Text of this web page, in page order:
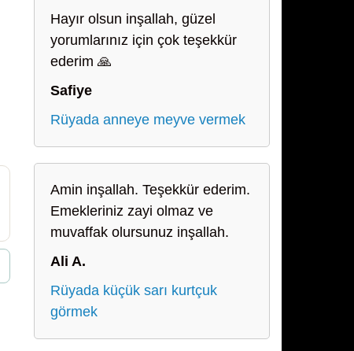
Hayır olsun inşallah, güzel
yorumlarınız için çok teşekkür
ederim 🙏
Safiye
Rüyada anneye meyve vermek
Amin inşallah. Teşekkür ederim.
Emekleriniz zayi olmaz ve
muvaffak olursunuz inşallah.
Ali A.
Rüyada küçük sarı kurtçuk
görmek